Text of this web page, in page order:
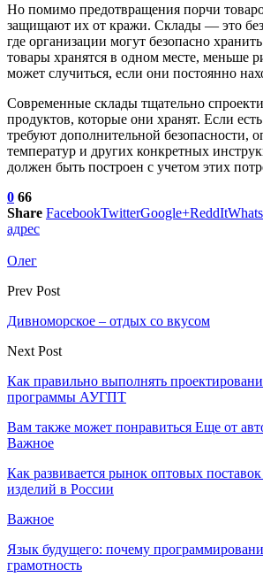
Но помимо предотвращения порчи
защищают их от кражи. Склады — это
где организации могут безопасно
товары хранятся в одном месте, меньше
может случиться, если они постоянно
Современные склады тщательно
продуктов, которые они хранят. Если
требуют дополнительной безопасности,
температур и других конкретных
должен быть построен с учетом этих
0 66
Share FacebookTwitterGoogle+ReddIt
адрес
Олег
Prev Post
Дивноморское – отдых со вкусом
Next Post
Как правильно выполнять
программы АУГПТ
Вам также может понравиться Еще от
Важное
Как развивается рынок оптовых
изделий в России
Важное
Язык будущего: почему
грамотность